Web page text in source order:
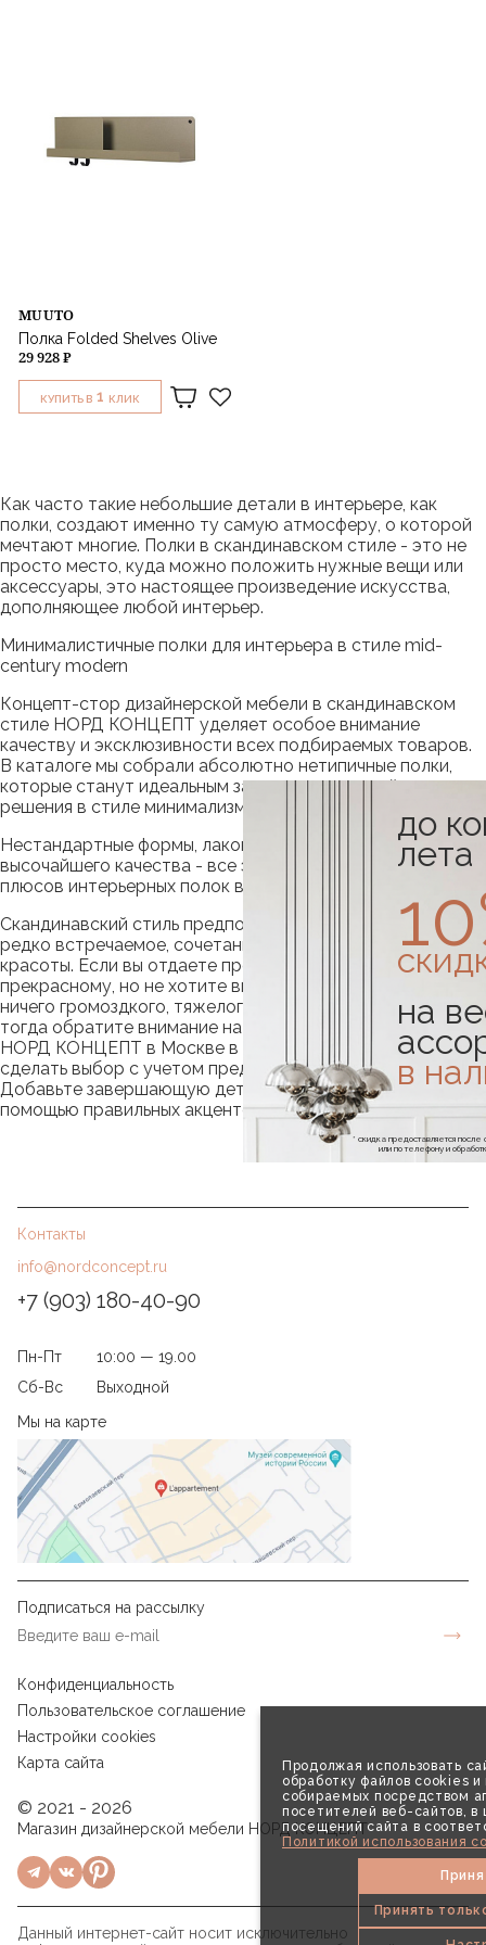
Продолжая использовать
обработку файлов cookies и
собираемых посредством
посетителей веб-сайтов, в
посещений сайта в
Политикой использования
Принять
MUUTO
Полка Folded Shelves Olive
29 928 ₽
КУПИТЬ В 1 КЛИК
Как часто такие небольшие детали в интерьере, как
полки, создают именно ту самую атмосферу, о которой
мечтают многие. Полки в скандинавском стиле - это не
просто место, куда можно положить нужные вещи или
аксессуары, это настоящее произведение искусства,
дополняющее любой интерьер.
Минималистичные полки для интерьера в стиле mid-
century modern
Концепт-стор дизайнерской мебели в скандинавском
стиле НОРД КОНЦЕПТ уделяет особое внимание
качеству и эксклюзивности всех подбираемых товаров.
В каталоге мы собрали абсолютно нетипичные полки,
которые станут идеальным завершением дизайнерского
решения в стиле минимализм.
Нестандартные формы, лаконичные линии и материалы
высочайшего качества - все это лишь небольшая часть
плюсов интерьерных полок в нашей коллекции.
Скандинавский стиль предполагает удивительное, порой
редко встречаемое, сочетание комфорта, удобства и
красоты. Если вы отдаете предпочтение всему
прекрасному, но не хотите видеть в своем пространстве
ничего громоздкого, тяжелого, занимающего место,
тогда обратите внимание на наш каталог. Консультанты
НОРД КОНЦЕПТ в Москве в любое время помогут
сделать выбор с учетом предпочитаемого стиля и цен.
Добавьте завершающую деталь в свой интерьер с
помощью правильных акцентов.
до
лета
на
в
* скидка предоставляется
или по телефону и
Контакты
info@nordconcept.ru
+7 (903) 180-40-90
Пн-Пт
10:00 — 19.00
Сб-Вс
Выходной
Мы на карте
Подписаться на рассылку
Конфиденциальность
Пользовательское соглашение
Настройки cookies
Карта сайта
© 2021 - 2026
Магазин дизайнерской мебели НОРД КОНЦЕПТ
Данный интернет-сайт носит исключительно